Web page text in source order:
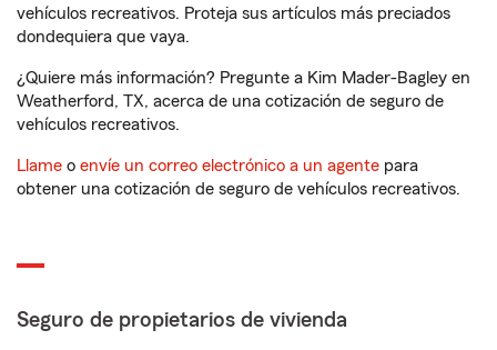
vehículos recreativos. Proteja sus artículos más preciados
dondequiera que vaya.
¿Quiere más información? Pregunte a Kim Mader-Bagley en
Weatherford, TX, acerca de una cotización de seguro de
vehículos recreativos.
Llame o envíe un correo electrónico a un agente para
obtener una cotización de seguro de vehículos recreativos.
Seguro de propietarios de vivienda